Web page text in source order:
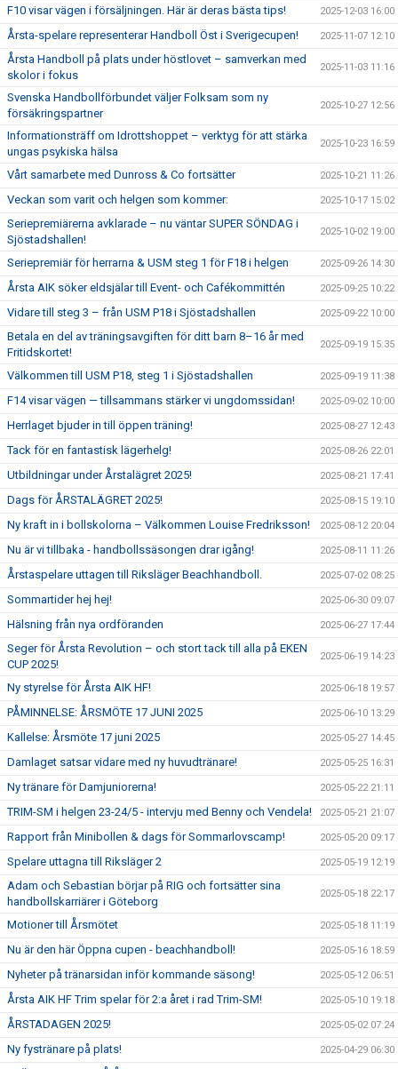
F10 visar vägen i försäljningen. Här är deras bästa tips! 2025-12-03 16:00
Årsta-spelare representerar Handboll Öst i Sverigecupen! 2025-11-07 12:10
Årsta Handboll på plats under höstlovet – samverkan med
skolor i fokus
2025-11-03 11:16
Svenska Handbollförbundet väljer Folksam som ny
försäkringspartner
2025-10-27 12:56
Informationsträff om Idrottshoppet – verktyg för att stärka
ungas psykiska hälsa
2025-10-23 16:59
Vårt samarbete med Dunross & Co fortsätter 2025-10-21 11:26
Veckan som varit och helgen som kommer: 2025-10-17 15:02
Seriepremiärerna avklarade – nu väntar SUPER SÖNDAG i
Sjöstadshallen!
2025-10-02 19:00
Seriepremiär för herrarna & USM steg 1 för F18 i helgen 2025-09-26 14:30
Årsta AIK söker eldsjälar till Event- och Cafékommittén 2025-09-25 10:22
Vidare till steg 3 – från USM P18 i Sjöstadshallen 2025-09-22 10:00
Betala en del av träningsavgiften för ditt barn 8–16 år med
Fritidskortet!
2025-09-19 15:35
Välkommen till USM P18, steg 1 i Sjöstadshallen 2025-09-19 11:38
F14 visar vägen — tillsammans stärker vi ungdomssidan! 2025-09-02 10:00
Herrlaget bjuder in till öppen träning! 2025-08-27 12:43
Tack för en fantastisk lägerhelg! 2025-08-26 22:01
Utbildningar under Årstalägret 2025! 2025-08-21 17:41
Dags för ÅRSTALÄGRET 2025! 2025-08-15 19:10
Ny kraft in i bollskolorna – Välkommen Louise Fredriksson! 2025-08-12 20:04
Nu är vi tillbaka - handbollssäsongen drar igång! 2025-08-11 11:26
Årstaspelare uttagen till Riksläger Beachhandboll. 2025-07-02 08:25
Sommartider hej hej! 2025-06-30 09:07
Hälsning från nya ordföranden 2025-06-27 17:44
Seger för Årsta Revolution – och stort tack till alla på EKEN
CUP 2025!
2025-06-19 14:23
Ny styrelse för Årsta AIK HF! 2025-06-18 19:57
PÅMINNELSE: ÅRSMÖTE 17 JUNI 2025 2025-06-10 13:29
Kallelse: Årsmöte 17 juni 2025 2025-05-27 14:45
Damlaget satsar vidare med ny huvudtränare! 2025-05-25 16:31
Ny tränare för Damjuniorerna! 2025-05-22 21:11
TRIM-SM i helgen 23-24/5 - intervju med Benny och Vendela! 2025-05-21 21:07
Rapport från Minibollen & dags för Sommarlovscamp! 2025-05-20 09:17
Spelare uttagna till Riksläger 2 2025-05-19 12:19
Adam och Sebastian börjar på RIG och fortsätter sina
handbollskarriärer i Göteborg
2025-05-18 22:17
Motioner till Årsmötet 2025-05-18 11:19
Nu är den här Öppna cupen - beachhandboll! 2025-05-16 18:59
Nyheter på tränarsidan inför kommande säsong! 2025-05-12 06:51
Årsta AIK HF Trim spelar för 2:a året i rad Trim-SM! 2025-05-10 19:18
ÅRSTADAGEN 2025! 2025-05-02 07:24
Ny fystränare på plats! 2025-04-29 06:30